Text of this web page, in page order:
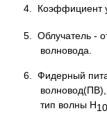
4. Коэффициент
5. Облучатель -
волновода.
6. Фидерный
волновод(ПВ),
тип волны Н10